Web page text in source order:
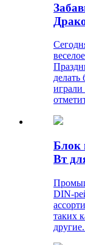
делать
Блок
Вт
DIN-
таких